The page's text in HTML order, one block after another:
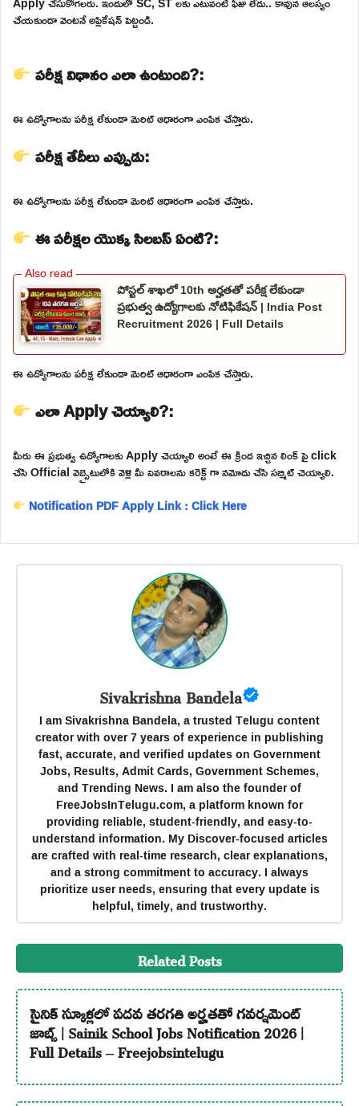
చేయకుండా వెంటనే అప్లికేషన్ పెట్టండి.
పరీక్ష విధానం ఎలా ఉంటుంది?:
ఈ ఉద్యోగాలను పరీక్ష లేకుండా మెరిట్ ఆధారంగా ఎంపిక చేస్తారు.
పరీక్ష తేదీలు ఎప్పుడు:
ఈ ఉద్యోగాలను పరీక్ష లేకుండా మెరిట్ ఆధారంగా ఎంపిక చేస్తారు.
ఈ పరీక్షల యొక్క సిలబస్ ఏంటి?:
పోస్టల్ శాఖలో 10th అర్హతతో పరీక్ష లేకుండా
ప్రభుత్వ ఉద్యోగాలకు నోటిఫికేషన్ | India Post
Recruitment 2026 | Full Details
ఈ ఉద్యోగాలను పరీక్ష లేకుండా మెరిట్ ఆధారంగా ఎంపిక చేస్తారు.
ఎలా Apply చెయ్యాలి?:
మీరు ఈ ప్రభుత్వ ఉద్యోగాలకు Apply చెయ్యాలి అంటే ఈ క్రింద ఇచ్చిన లింక్ పై click
చేసి Official వెబ్సైటులోకి వెళ్లి మీ వివరాలను కరెక్ట్ గా నమోదు చేసి సబ్మిట్ చెయ్యాలి.
Notification PDFApply Link : Click Here
Sivakrishna Bandela
I am Sivakrishna Bandela, a trusted Telugu content
creator with over 7 years of experience in publishing
fast, accurate, and verified updates on Government
Jobs, Results, Admit Cards, Government Schemes,
and Trending News. I am also the founder of
FreeJobsInTelugu.com, a platform known for
providing reliable, student-friendly, and easy-to-
understand information. My Discover-focused articles
are crafted with real-time research, clear explanations,
and a strong commitment to accuracy. I always
prioritize user needs, ensuring that every update is
helpful, timely, and trustworthy.
Related Posts
సైనిక్ స్కూళ్లలో పదవ తరగతి అర్హతతో గవర్నమెంట్
జాబ్స్ | Sainik School Jobs Notification 2026 |
Full Details – Freejobsintelugu